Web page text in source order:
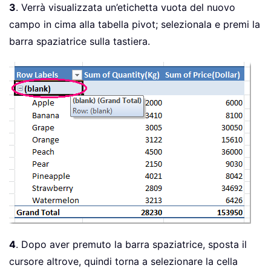
3. Verrà visualizzata un’etichetta vuota del nuovo
campo in cima alla tabella pivot; selezionala e premi la
barra spaziatrice sulla tastiera.
4. Dopo aver premuto la barra spaziatrice, sposta il
cursore altrove, quindi torna a selezionare la cella